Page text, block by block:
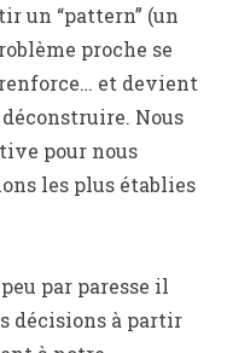
un “pattern” (un
proche se
et devient
Nous
pour nous
les plus établies
par paresse il
décisions à partir